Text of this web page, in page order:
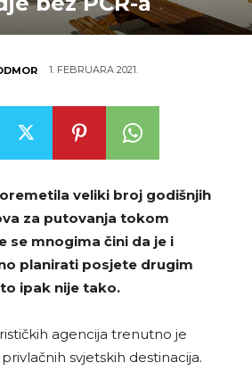
1. FEBRUARA 2021.
veliki broj godišnjih
za putovanja tokom
se mnogima čini da je i
planirati posjete drugim
ipak nije tako.
agencija trenutno je
svjetskih destinacija.